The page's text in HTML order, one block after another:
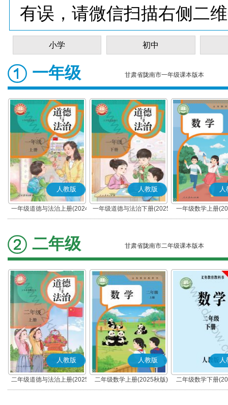
有误，请微信扫描右侧二
小学 初中
一年级 甘肃省陇南市一年级课本版本
人教版
一年级道德与法治上册(2024
秋版)(部编版)
人教版
一年级道德与法治下册(2025
春版)(部编版)
人
一年级数学上册
二年级 甘肃省陇南市二年级课本版本
人教版
二年级道德与法治上册(2025
秋版)(部编版)
人教版
二年级数学上册(2025秋版)
人
二年级数学下册